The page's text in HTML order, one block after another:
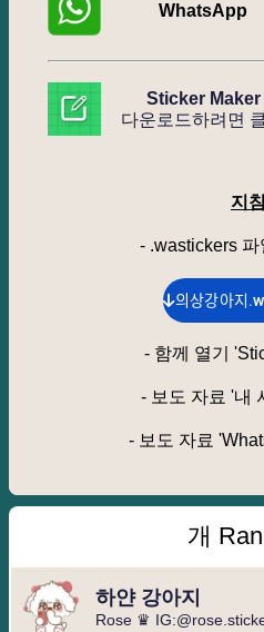
WhatsApp
Sticker Maker
다운로드하려면
지침
- .wastickers 파
- 함께 열기
- 보도 자료 '내
- 보도 자료
개
하얀 강아지
Rose ♛